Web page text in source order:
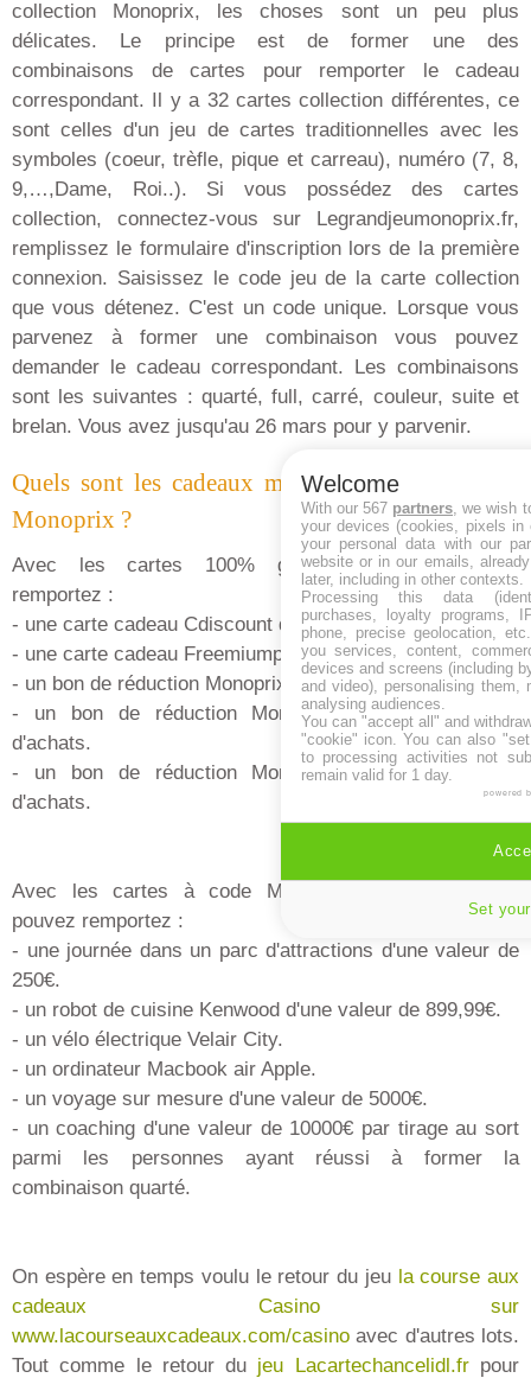
collection Monoprix, les choses sont un peu plus
délicates. Le principe est de former une des
combinaisons de cartes pour remporter le cadeau
correspondant. Il y a 32 cartes collection différentes, ce
sont celles d'un jeu de cartes traditionnelles avec les
symboles (coeur, trèfle, pique et carreau), numéro (7, 8,
9,…,Dame, Roi..). Si vous possédez des cartes
collection, connectez-vous sur Legrandjeumonoprix.fr,
remplissez le formulaire d'inscription lors de la première
connexion. Saisissez le code jeu de la carte collection
que vous détenez. C'est un code unique. Lorsque vous
parvenez à former une combinaison vous pouvez
demander le cadeau correspondant. Les combinaisons
sont les suivantes : quarté, full, carré, couleur, suite et
brelan. Vous avez jusqu'au 26 mars pour y parvenir.
Quels sont les cadeaux mis en jeu au grand jeu
Monoprix ?
Avec les cartes 100% gagnantes vous pouvez
remportez :
- une carte cadeau Cdiscount de 50€.
- une carte cadeau Freemiumplay de 50€.
- un bon de réduction Monoprix de 5€ pour 30€ d'achats.
- un bon de réduction Monoprix de 10€ pour 50€
d'achats.
- un bon de réduction Monoprix de 20€ pour 80€
d'achats.
Avec les cartes à code Monoprix “collection” vous
pouvez remportez :
- une journée dans un parc d'attractions d'une valeur de
250€.
- un robot de cuisine Kenwood d'une valeur de 899,99€.
- un vélo électrique Velair City.
- un ordinateur Macbook air Apple.
- un voyage sur mesure d'une valeur de 5000€.
- un coaching d'une valeur de 10000€ par tirage au sort
parmi les personnes ayant réussi à former la
combinaison quarté.
On espère en temps voulu le retour du jeu la course aux
cadeaux Casino sur
www.lacourseauxcadeaux.com/casino avec d'autres lots.
Tout comme le retour du jeu Lacartechancelidl.frpour
Welcome
With our 567 partners, we wish
your devices (cookies, pixels
your personal data with our
website or in our emails,
later, including in other contexts.
Processing this data
purchases, loyalty programs,
phone, precise geolocation,
you services, content,
devices and screens (including
and video), personalising them,
analysing audiences.
You can "accept all" and
"cookie" icon. You can also
to processing activities not
remain valid for 1 day.
powered
Set